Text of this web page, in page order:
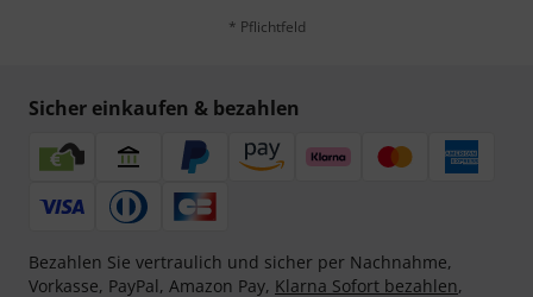
* Pflichtfeld
Sicher einkaufen & bezahlen
Bezahlen Sie vertraulich und sicher per Nachnahme,
Vorkasse, PayPal, Amazon Pay, Klarna Sofort bezahlen,